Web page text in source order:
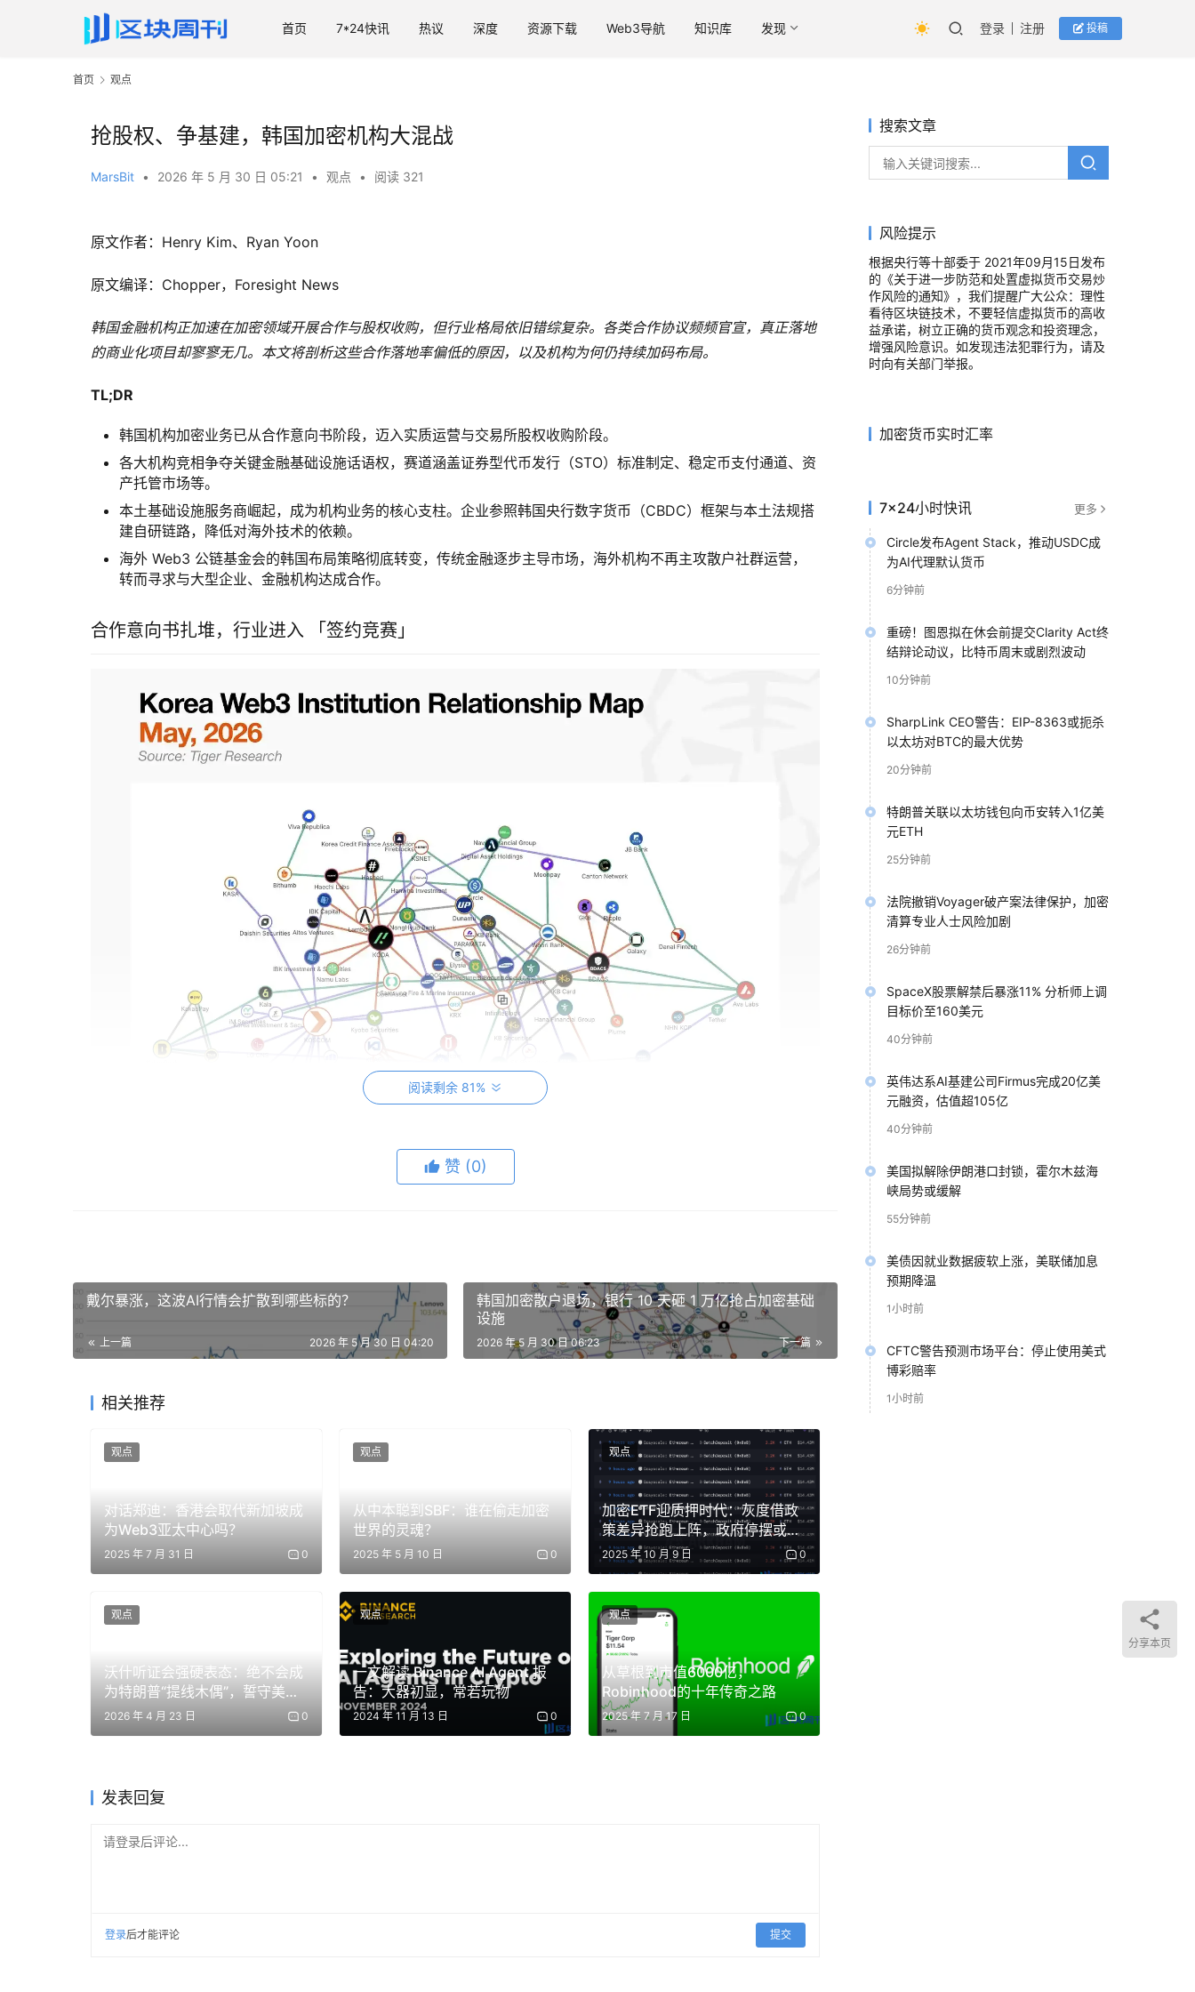
首页 7*24快讯 热议 深度 资源下载 Web3导航 知识库 发现 登录 注册 投稿
首页 观点
抢股权、争基建，韩国加密机构大混战
MarsBit • 2026 年 5 月 30 日 05:21 • 观点 • 阅读 321
原文作者：Henry Kim、Ryan Yoon
原文编译：Chopper，Foresight News
韩国金融机构正加速在加密领域开展合作与股权收购，但行业格局依旧错综复杂。各类合作协议频频官宣，真正落地
的商业化项目却寥寥无几。本文将剖析这些合作落地率偏低的原因，以及机构为何仍持续加码布局。
TL;DR
韩国机构加密业务已从合作意向书阶段，迈入实质运营与交易所股权收购阶段。
各大机构竞相争夺关键金融基础设施话语权，赛道涵盖证券型代币发行（STO）标准制定、稳定币支付通道、资
产托管市场等。
本土基础设施服务商崛起，成为机构业务的核心支柱。企业参照韩国央行数字货币（CBDC）框架与本土法规搭
建自研链路，降低对海外技术的依赖。
海外 Web3 公链基金会的韩国布局策略彻底转变，传统金融逐步主导市场，海外机构不再主攻散户社群运营，
转而寻求与大型企业、金融机构达成合作。
合作意向书扎堆，行业进入 「签约竞赛」
合作已落地运营、哪些仅停留在意向阶段，行业核心主体与边缘参与者的边界也十分模糊。
这种复杂的格局，正是当下韩国机构加密市场的真实写照。Tiger Research 统计了 150 家机构、196 项合作案例，
目前尚无任何一家主体形成绝对垄断。
阅读剩余 81%
赞 (0)
戴尔暴涨，这波AI行情会扩散到哪些标的？
上一篇 2026 年 5 月 30 日 04:20
韩国加密散户退场，银行 10 天砸 1 万亿抢占加密基础
设施
下一篇
2026 年 5 月 30 日 06:23
相关推荐
对话郑迪：香港会取代新加坡成
为Web3亚太中心吗？
2025 年 7 月 31 日 0
观点
从中本聪到SBF：谁在偷走加密
世界的灵魂？
2025 年 5 月 10 日 0
观点
加密ETF迎质押时代：灰度借政
策差异抢跑上阵，政府停摆或延
缓审批进程 | BlockWeeks
2025 年 10 月 9 日 0
观点
沃什听证会强硬表态：绝不会成
为特朗普“提线木偶”，誓守美联
储独立性
2026 年 4 月 23 日 0
观点
一文解读 Binance AI Agent 报
告：大器初显，常若玩物
2024 年 11 月 13 日 0
观点
从草根到市值6000亿，
Robinhood的十年传奇之路
2025 年 7 月 17 日 0
观点
发表回复
请登录后评论...
登录后才能评论 提交
搜索文章
风险提示
根据央行等十部委于 2021年09月15日发布
的《关于进一步防范和处置虚拟货币交易炒
作风险的通知》，我们提醒广大公众：理性
看待区块链技术，不要轻信虚拟货币的高收
益承诺，树立正确的货币观念和投资理念，
增强风险意识。如发现违法犯罪行为，请及
时向有关部门举报。
加密货币实时汇率
7×24小时快讯 更多
Circle发布Agent Stack，推动USDC成
为AI代理默认货币
6分钟前
重磅！图恩拟在休会前提交Clarity Act终
结辩论动议，比特币周末或剧烈波动
10分钟前
SharpLink CEO警告：EIP-8363或扼杀
以太坊对BTC的最大优势
20分钟前
特朗普关联以太坊钱包向币安转入1亿美
元ETH
25分钟前
法院撤销Voyager破产案法律保护，加密
清算专业人士风险加剧
26分钟前
SpaceX股票解禁后暴涨11% 分析师上调
目标价至160美元
40分钟前
英伟达系AI基建公司Firmus完成20亿美
元融资，估值超105亿
40分钟前
美国拟解除伊朗港口封锁，霍尔木兹海
峡局势或缓解
55分钟前
美债因就业数据疲软上涨，美联储加息
预期降温
1小时前
CFTC警告预测市场平台：停止使用美式
博彩赔率
1小时前
分享本页